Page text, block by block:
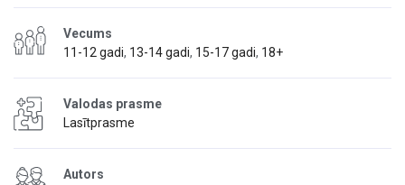
Vecums
11-12 gadi, 13-14 gadi, 15-17 gadi, 18+
Valodas prasme
Lasītprasme
Autors